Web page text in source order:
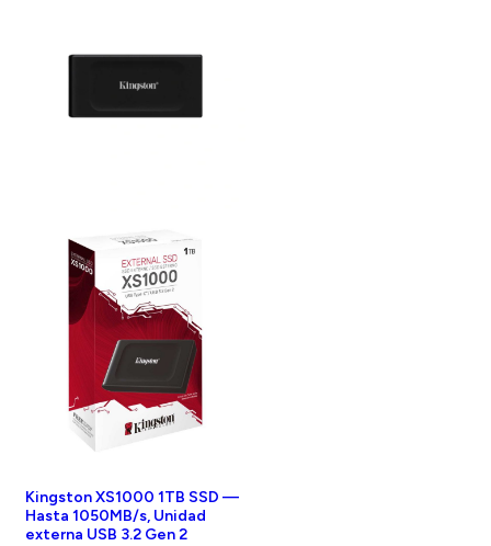
Kingston XS1000 1TB SSD —
Hasta 1050MB/s, Unidad
externa USB 3.2 Gen 2